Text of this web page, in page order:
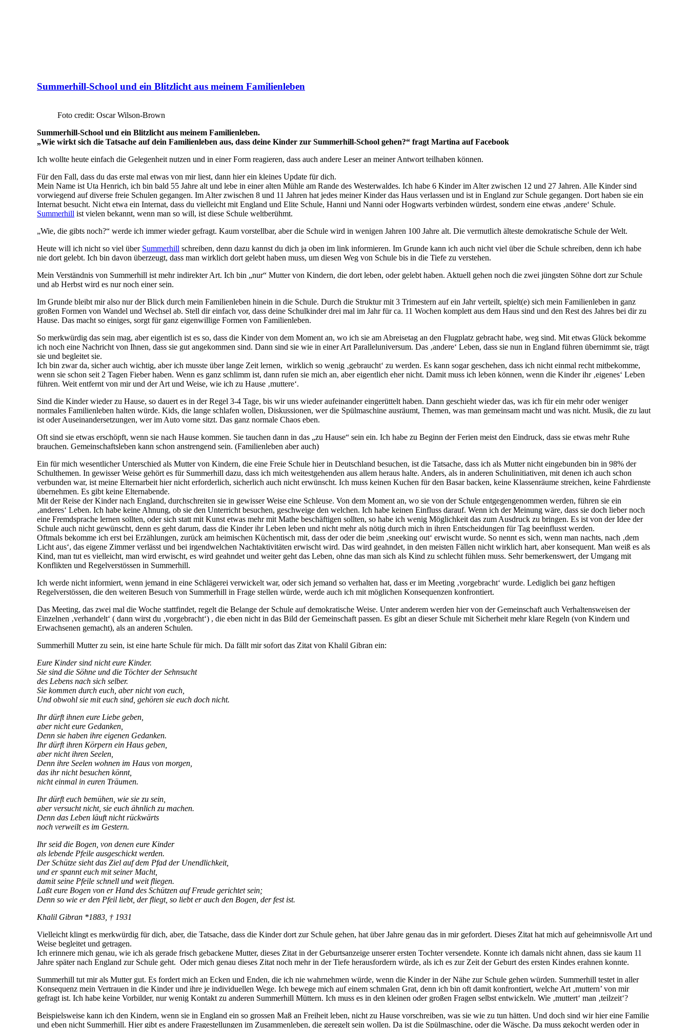
Summerhill-School und ein Blitzlicht aus meinem Familienleben
Foto credit: Oscar Wilson-Brown
Summerhill-School und ein Blitzlicht aus meinem Familienleben.
„Wie wirkt sich die Tatsache auf dein Familienleben aus, dass deine Kinder zur Summerhill-School gehen?“ fragt Martina auf Facebook
Ich wollte heute einfach die Gelegenheit nutzen und in einer Form reagieren, dass auch andere Leser an meiner Antwort teilhaben können.
Für den Fall, dass du das erste mal etwas von mir liest, dann hier ein kleines Update für dich.
Mein Name ist Uta Henrich, ich bin bald 55 Jahre alt und lebe in einer alten Mühle am Rande des Westerwaldes. Ich habe 6 Kinder im Alter zwischen 12 und 27 Jahren. Alle Kinder sind
vorwiegend auf diverse freie Schulen gegangen. Im Alter zwischen 8 und 11 Jahren hat jedes meiner Kinder das Haus verlassen und ist in England zur Schule gegangen. Dort haben sie ein
Internat besucht. Nicht etwa ein Internat, dass du vielleicht mit England und Elite Schule, Hanni und Nanni oder Hogwarts verbinden würdest, sondern eine etwas ‚andere‘ Schule.
Summerhill ist vielen bekannt, wenn man so will, ist diese Schule weltberühmt.
„Wie, die gibts noch?“ werde ich immer wieder gefragt. Kaum vorstellbar, aber die Schule wird in wenigen Jahren 100 Jahre alt. Die vermutlich älteste demokratische Schule der Welt.
Heute will ich nicht so viel über Summerhill schreiben, denn dazu kannst du dich ja oben im link informieren. Im Grunde kann ich auch nicht viel über die Schule schreiben, denn ich habe
nie dort gelebt. Ich bin davon überzeugt, dass man wirklich dort gelebt haben muss, um diesen Weg von Schule bis in die Tiefe zu verstehen.
Mein Verständnis von Summerhill ist mehr indirekter Art. Ich bin „nur“ Mutter von Kindern, die dort leben, oder gelebt haben. Aktuell gehen noch die zwei jüngsten Söhne dort zur Schule
und ab Herbst wird es nur noch einer sein.
Im Grunde bleibt mir also nur der Blick durch mein Familienleben hinein in die Schule. Durch die Struktur mit 3 Trimestern auf ein Jahr verteilt, spielt(e) sich mein Familienleben in ganz
großen Formen von Wandel und Wechsel ab. Stell dir einfach vor, dass deine Schulkinder drei mal im Jahr für ca. 11 Wochen komplett aus dem Haus sind und den Rest des Jahres bei dir zu
Hause. Das macht so einiges, sorgt für ganz eigenwillige Formen von Familienleben.
So merkwürdig das sein mag, aber eigentlich ist es so, dass die Kinder von dem Moment an, wo ich sie am Abreisetag an den Flugplatz gebracht habe, weg sind. Mit etwas Glück bekomme
ich noch eine Nachricht von Ihnen, dass sie gut angekommen sind. Dann sind sie wie in einer Art Paralleluniversum. Das ‚andere‘ Leben, dass sie nun in England führen übernimmt sie, trägt
sie und begleitet sie.
Ich bin zwar da, sicher auch wichtig, aber ich musste über lange Zeit lernen, wirklich so wenig ‚gebraucht‘ zu werden. Es kann sogar geschehen, dass ich nicht einmal recht mitbekomme,
wenn sie schon seit 2 Tagen Fieber haben. Wenn es ganz schlimm ist, dann rufen sie mich an, aber eigentlich eher nicht. Damit muss ich leben können, wenn die Kinder ihr ‚eigenes‘ Leben
führen. Weit entfernt von mir und der Art und Weise, wie ich zu Hause ‚muttere‘.
Sind die Kinder wieder zu Hause, so dauert es in der Regel 3-4 Tage, bis wir uns wieder aufeinander eingerüttelt haben. Dann geschieht wieder das, was ich für ein mehr oder weniger
normales Familienleben halten würde. Kids, die lange schlafen wollen, Diskussionen, wer die Spülmaschine ausräumt, Themen, was man gemeinsam macht und was nicht. Musik, die zu laut
ist oder Auseinandersetzungen, wer im Auto vorne sitzt. Das ganz normale Chaos eben.
Oft sind sie etwas erschöpft, wenn sie nach Hause kommen. Sie tauchen dann in das „zu Hause“ sein ein. Ich habe zu Beginn der Ferien meist den Eindruck, dass sie etwas mehr Ruhe
brauchen. Gemeinschaftsleben kann schon anstrengend sein. (Familienleben aber auch)
Ein für mich wesentlicher Unterschied als Mutter von Kindern, die eine Freie Schule hier in Deutschland besuchen, ist die Tatsache, dass ich als Mutter nicht eingebunden bin in 98% der
Schulthemen. In gewisser Weise gehört es für Summerhill dazu, dass ich mich weitestgehenden aus allem heraus halte. Anders, als in anderen Schulinitiativen, mit denen ich auch schon
verbunden war, ist meine Elternarbeit hier nicht erforderlich, sicherlich auch nicht erwünscht. Ich muss keinen Kuchen für den Basar backen, keine Klassenräume streichen, keine Fahrdienste
übernehmen. Es gibt keine Elternabende.
Mit der Reise der Kinder nach England, durchschreiten sie in gewisser Weise eine Schleuse. Von dem Moment an, wo sie von der Schule entgegengenommen werden, führen sie ein
‚anderes‘ Leben. Ich habe keine Ahnung, ob sie den Unterricht besuchen, geschweige den welchen. Ich habe keinen Einfluss darauf. Wenn ich der Meinung wäre, dass sie doch lieber noch
eine Fremdsprache lernen sollten, oder sich statt mit Kunst etwas mehr mit Mathe beschäftigen sollten, so habe ich wenig Möglichkeit das zum Ausdruck zu bringen. Es ist von der Idee der
Schule auch nicht gewünscht, denn es geht darum, dass die Kinder ihr Leben leben und nicht mehr als nötig durch mich in ihren Entscheidungen für Tag beeinflusst werden.
Oftmals bekomme ich erst bei Erzählungen, zurück am heimischen Küchentisch mit, dass der oder die beim ‚sneeking out‘ erwischt wurde. So nennt es sich, wenn man nachts, nach ‚dem
Licht aus‘, das eigene Zimmer verlässt und bei irgendwelchen Nachtaktivitäten erwischt wird. Das wird geahndet, in den meisten Fällen nicht wirklich hart, aber konsequent. Man weiß es als
Kind, man tut es vielleicht, man wird erwischt, es wird geahndet und weiter geht das Leben, ohne das man sich als Kind zu schlecht fühlen muss. Sehr bemerkenswert, der Umgang mit
Konflikten und Regelverstössen in Summerhill.
Ich werde nicht informiert, wenn jemand in eine Schlägerei verwickelt war, oder sich jemand so verhalten hat, dass er im Meeting ‚vorgebracht‘ wurde. Lediglich bei ganz heftigen
Regelverstössen, die den weiteren Besuch von Summerhill in Frage stellen würde, werde auch ich mit möglichen Konsequenzen konfrontiert.
Das Meeting, das zwei mal die Woche stattfindet, regelt die Belange der Schule auf demokratische Weise. Unter anderem werden hier von der Gemeinschaft auch Verhaltensweisen der
Einzelnen ‚verhandelt‘ ( dann wirst du ‚vorgebracht‘) , die eben nicht in das Bild der Gemeinschaft passen. Es gibt an dieser Schule mit Sicherheit mehr klare Regeln (von Kindern und
Erwachsenen gemacht), als an anderen Schulen.
Summerhill Mutter zu sein, ist eine harte Schule für mich. Da fällt mir sofort das Zitat von Khalil Gibran ein:
Eure Kinder sind nicht eure Kinder.
Sie sind die Söhne und die Töchter der Sehnsucht
des Lebens nach sich selber.
Sie kommen durch euch, aber nicht von euch,
Und obwohl sie mit euch sind, gehören sie euch doch nicht.
Ihr dürft ihnen eure Liebe geben,
aber nicht eure Gedanken,
Denn sie haben ihre eigenen Gedanken.
Ihr dürft ihren Körpern ein Haus geben,
aber nicht ihren Seelen,
Denn ihre Seelen wohnen im Haus von morgen,
das ihr nicht besuchen könnt,
nicht einmal in euren Träumen.
Ihr dürft euch bemühen, wie sie zu sein,
aber versucht nicht, sie euch ähnlich zu machen.
Denn das Leben läuft nicht rückwärts
noch verweilt es im Gestern.
Ihr seid die Bogen, von denen eure Kinder
als lebende Pfeile ausgeschickt werden.
Der Schütze sieht das Ziel auf dem Pfad der Unendlichkeit,
und er spannt euch mit seiner Macht,
damit seine Pfeile schnell und weit fliegen.
Laßt eure Bogen von er Hand des Schützen auf Freude gerichtet sein;
Denn so wie er den Pfeil liebt, der fliegt, so liebt er auch den Bogen, der fest ist.
Khalil Gibran *1883, † 1931
Vielleicht klingt es merkwürdig für dich, aber, die Tatsache, dass die Kinder dort zur Schule gehen, hat über Jahre genau das in mir gefordert. Dieses Zitat hat mich auf geheimnisvolle Art und
Weise begleitet und getragen.
Ich erinnere mich genau, wie ich als gerade frisch gebackene Mutter, dieses Zitat in der Geburtsanzeige unserer ersten Tochter versendete. Konnte ich damals nicht ahnen, dass sie kaum 11
Jahre später nach England zur Schule geht. Oder mich genau dieses Zitat noch mehr in der Tiefe herausfordern würde, als ich es zur Zeit der Geburt des ersten Kindes erahnen konnte.
Summerhill tut mir als Mutter gut. Es fordert mich an Ecken und Enden, die ich nie wahrnehmen würde, wenn die Kinder in der Nähe zur Schule gehen würden. Summerhill testet in aller
Konsequenz mein Vertrauen in die Kinder und ihre je individuellen Wege. Ich bewege mich auf einem schmalen Grat, denn ich bin oft damit konfrontiert, welche Art ‚muttern’ von mir
gefragt ist. Ich habe keine Vorbilder, nur wenig Kontakt zu anderen Summerhill Müttern. Ich muss es in den kleinen oder großen Fragen selbst entwickeln. Wie ‚muttert‘ man ‚teilzeit‘?
Beispielsweise kann ich den Kindern, wenn sie in England ein so grossen Maß an Freiheit leben, nicht zu Hause vorschreiben, was sie wie zu tun hätten. Und doch sind wir hier eine Familie
und eben nicht Summerhill. Hier gibt es andere Fragestellungen im Zusammenleben, die geregelt sein wollen. Da ist die Spülmaschine, oder die Wäsche. Da muss gekocht werden oder in